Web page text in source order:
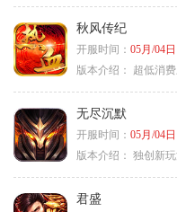
秋风传纪
开服时间： 05月/04日
版本介绍：
超低消
无尽沉默
开服时间： 05月/04日
版本介绍： 独创新
君盛